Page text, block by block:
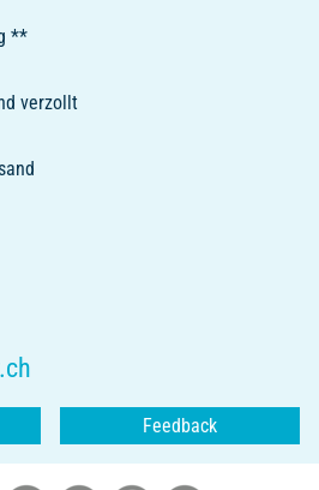
**
verzollt
Feedback